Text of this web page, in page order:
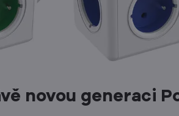
novou generaci